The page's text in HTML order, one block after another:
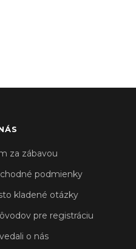
za zábavou
podmienky
kladené otázky
pre registráciu
o nás